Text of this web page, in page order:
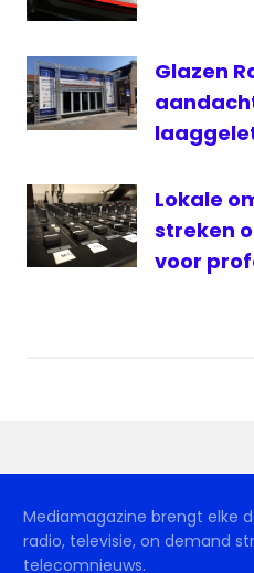
Glazen
Lokale
streken
voor
Mediamagazine brengt elke
radio, televisie, on demand
telecomnieuws.